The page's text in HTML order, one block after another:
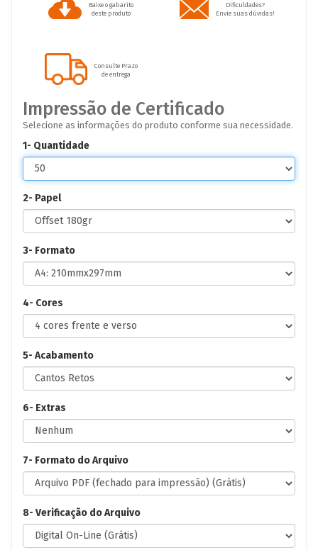
Baixe o gabarito
deste produto
Dificuldades?
Envie suas dúvidas!
Consulte Prazo
de entrega
Impressão de Certificado
Selecione as informações do produto conforme sua necessidade.
1- Quantidade
2- Papel
3- Formato
4- Cores
5- Acabamento
6- Extras
7- Formato do Arquivo
8- Verificação do Arquivo